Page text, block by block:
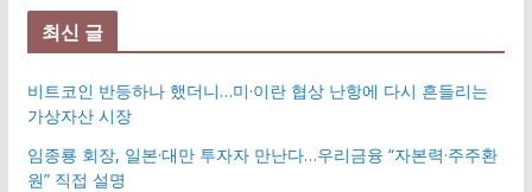
최신 글
비트코인 반등하나 했더니…미·이란 협상 난항에 다시 흔들리는
가상자산 시장
임종룡 회장, 일본·대만 투자자 만난다…우리금융 “자본력·주주환
원” 직접 설명